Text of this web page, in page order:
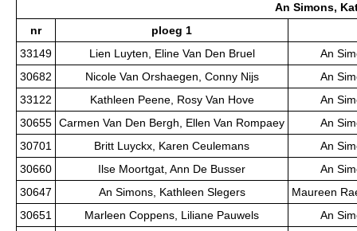
An Simons,
nr
ploeg 1
33149
Lien Luyten, Eline Van Den Bruel
An
30682
Nicole Van Orshaegen, Conny Nijs
An
33122
Kathleen Peene, Rosy Van Hove
An
30655 Carmen Van Den Bergh, Ellen Van Rompaey
An
30701
Britt Luyckx, Karen Ceulemans
An
30660
Ilse Moortgat, Ann De Busser
An
30647
An Simons, Kathleen Slegers
Maureen
30651
Marleen Coppens, Liliane Pauwels
An